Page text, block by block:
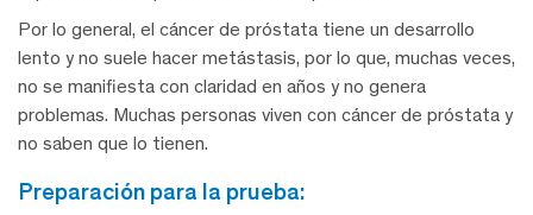
Por lo general, el cáncer de próstata tiene un desarrollo
lento y no suele hacer metástasis, por lo que, muchas veces,
no se manifiesta con claridad en años y no genera
problemas. Muchas personas viven con cáncer de próstata y
no saben que lo tienen.
preparación para la prueba: